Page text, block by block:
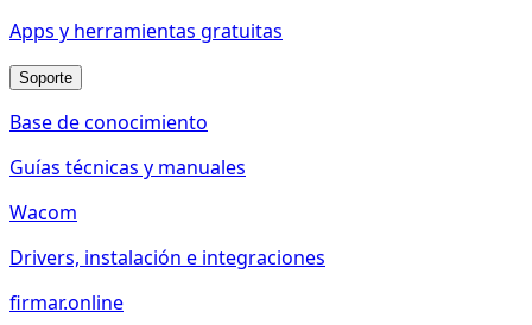
Apps y herramientas gratuitas
Soporte
Base de conocimiento
Guías técnicas y manuales
Wacom
Drivers, instalación e integraciones
firmar.online